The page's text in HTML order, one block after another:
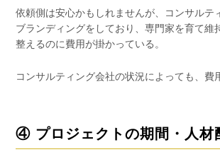
依頼側は安心かもしれませんが、コンサルテ
ブランディングをしており、専門家を育て維
整えるのに費用が掛かっている。
コンサルティング会社の状況によっても、費
④ プロジェクトの期間・人材